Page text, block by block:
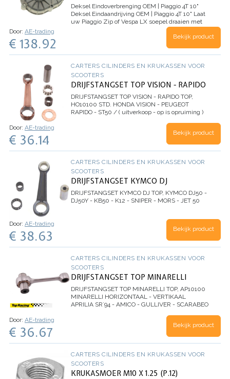
Deksel Eindoverbrenging OEM | Piaggio 4T 10"
Deksel Eindaandrijving OEM | Piaggio 4T 10" Laat
uw Piaggio Zip of Vespa LX soepel draaien met
deze originele Lid Final Drive OEM.
problemen met uw Piaggio Zip 4T of…
Door: AE-trading
€ 138.92 Bekijk product
CARTERS CILINDERS EN KRUKASSEN VOOR
SCOOTERS
DRIJFSTANGSET TOP VISION - RAPIDO
DRIJFSTANGSET TOP VISION - RAPIDO TOP,
HO10100 STD. HONDA VISION - PEUGEOT
RAPIDO - ST50 / ( uitverkoop - op is opruiming )
Door: AE-trading
€ 36.14 Bekijk product
CARTERS CILINDERS EN KRUKASSEN VOOR
SCOOTERS
DRIJFSTANGSET KYMCO DJ
DRIJFSTANGSET KYMCO DJ TOP, KYMCO DJ50 -
DJ50Y - KB50 - K12 - SNIPER - MORS - JET 50
Door: AE-trading
€ 38.63 Bekijk product
CARTERS CILINDERS EN KRUKASSEN VOOR
SCOOTERS
DRIJFSTANGSET TOP MINARELLI
DRIJFSTANGSET TOP MINARELLI TOP, AP10100
MINARELLI HORIZONTAAL - VERTIKAAL
APRILIA SR`94 - AMICO - GULLIVER - SCARABEO
AREA 51 - BENELLI 491 - K2 - BETA CHRONO -
Door: AE-trading
€ 36.67 Bekijk product
CARTERS CILINDERS EN KRUKASSEN VOOR
SCOOTERS
KRUKASMOER M10 X 1.25 (P.12)